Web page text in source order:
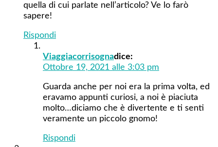
quella di cui parlate nell’articolo? Ve lo farò
sapere!
Rispondi
Viaggiacorrisognadice:
Ottobre 19, 2021 alle 3:03 pm
Guarda anche per noi era la prima volta, ed
eravamo appunti curiosi, a noi è piaciuta
molto…diciamo che è divertente e ti senti
veramente un piccolo gnomo!
Rispondi